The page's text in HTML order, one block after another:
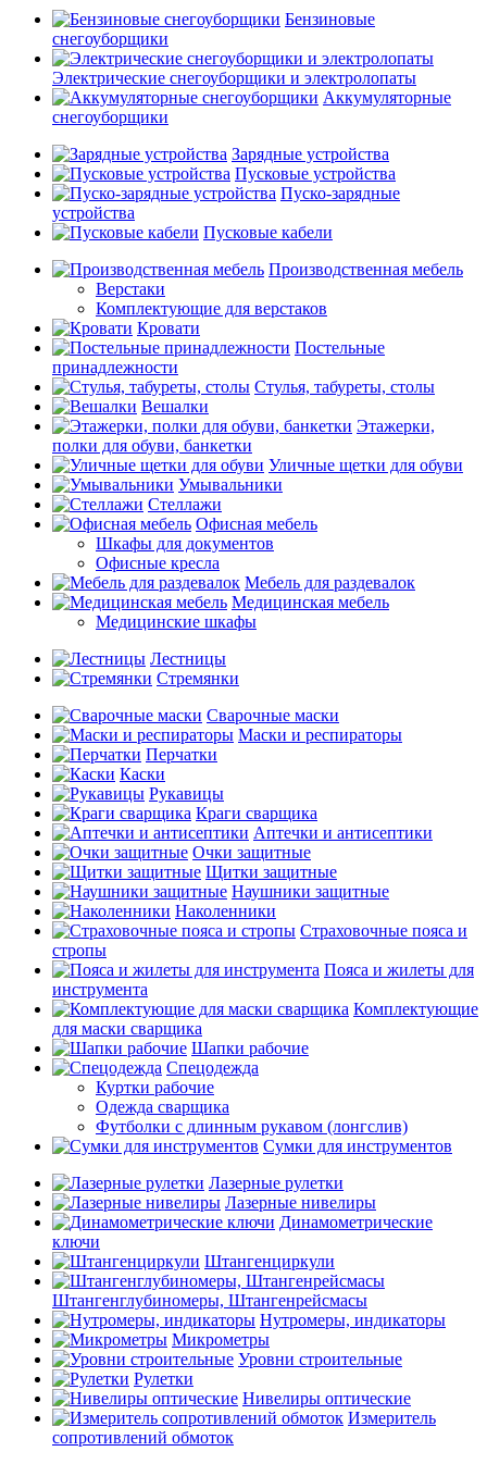
Бензиновые
снегоуборщики
Электрические снегоуборщики и электролопаты
Аккумуляторные
снегоуборщики
Зарядные устройства
Пусковые устройства
Пуско-зарядные
устройства
Пусковые кабели
Производственная мебель
Верстаки
Комплектующие для верстаков
Кровати
Постельные
принадлежности
Стулья, табуреты, столы
Вешалки
Этажерки,
полки для обуви, банкетки
Уличные щетки для обуви
Умывальники
Стеллажи
Офисная мебель
Шкафы для документов
Офисные кресла
Мебель для раздевалок
Медицинская мебель
Медицинские шкафы
Лестницы
Стремянки
Сварочные маски
Маски и респираторы
Перчатки
Каски
Рукавицы
Краги сварщика
Аптечки и антисептики
Очки защитные
Щитки защитные
Наушники защитные
Наколенники
Страховочные пояса и
стропы
Пояса и жилеты для
инструмента
Комплектующие
для маски сварщика
Шапки рабочие
Спецодежда
Куртки рабочие
Одежда сварщика
Футболки с длинным рукавом (лонгслив)
Сумки для инструментов
Лазерные рулетки
Лазерные нивелиры
Динамометрические
ключи
Штангенциркули
Штангенглубиномеры, Штангенрейсмасы
Нутромеры, индикаторы
Микрометры
Уровни строительные
Рулетки
Нивелиры оптические
Измеритель
сопротивлений обмоток